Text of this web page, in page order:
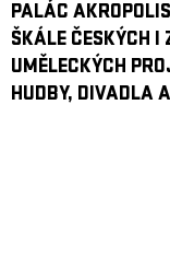
PALÁC
ŠKÁLE ČESKÝCH
UMĚLECKÝCH
HUDBY, DIVADLA